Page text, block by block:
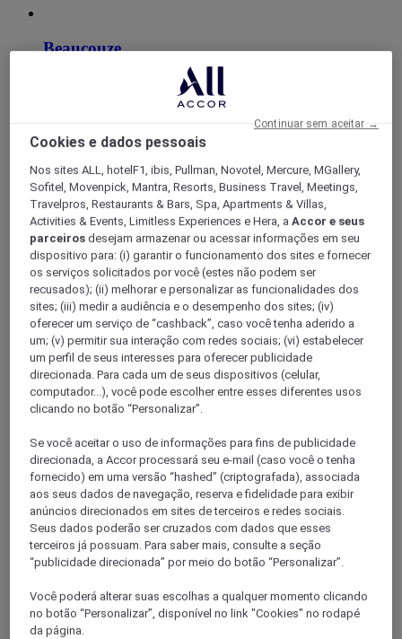
Beaucouze
Angers
Saumur
Cholet
Cookies e dados pessoais
Nos sites ALL, hotelF1, ibis, Pullman, Novotel, Mercure, MGallery,
Sofitel, Movenpick, Mantra, Resorts, Business Travel, Meetings,
Travelpros, Restaurants & Bars, Spa, Apartments & Villas,
Activities & Events, Limitless Experiences e Hera, aAccor e seus
parceiros desejam armazenar ou acessar informações em seu
dispositivo para: (i) garantir o funcionamento dos sites e fornecer
os serviços solicitados por você (estes não podem ser
recusados); (ii) melhorar e personalizar as funcionalidades dos
sites; (iii) medir a audiência e o desempenho dos sites; (iv)
oferecer um serviço de “cashback”, caso você tenha aderido a
um; (v) permitir sua interação com redes sociais; (vi) estabelecer
um perfil de seus interesses para oferecer publicidade
direcionada. Para cada um de seus dispositivos (celular,
computador...), você pode escolher entre esses diferentes usos
clicando no botão “Personalizar”.
Se você aceitar o uso de informações para fins de publicidade
direcionada, a Accor processará seu e-mail (caso você o tenha
fornecido) em uma versão “hashed” (criptografada), associada
aos seus dados de navegação, reserva e fidelidade para exibir
anúncios direcionados em sites de terceiros e redes sociais.
Seus dados poderão ser cruzados com dados que esses
terceiros já possuam. Para saber mais, consulte a seção
“publicidade direcionada” por meio do botão “Personalizar”.
Você poderá alterar suas escolhas a qualquer momento clicando
no botão “Personalizar”, disponível no link "Cookies" no rodapé
da página.
Continuar sem aceitar →